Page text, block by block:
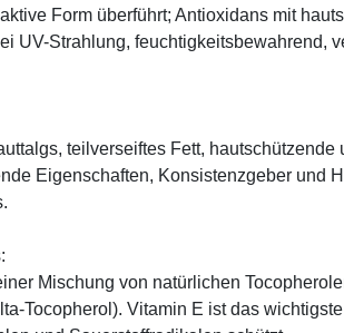
Form überführt; Antioxidans mit
UV-Strahlung, feuchtigkeitsbewahrend,
teilverseiftes Fett, hautschützende
Eigenschaften, Konsistenzgeber und
Mischung von natürlichen
Tocopherol). Vitamin E ist das